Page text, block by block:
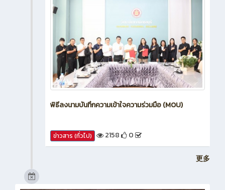
พิธีลงนามบันทึกความเข้าใจความร่วมมือ (MOU)
ข่าวสาร (ทั่วไป) 2158 0
更多